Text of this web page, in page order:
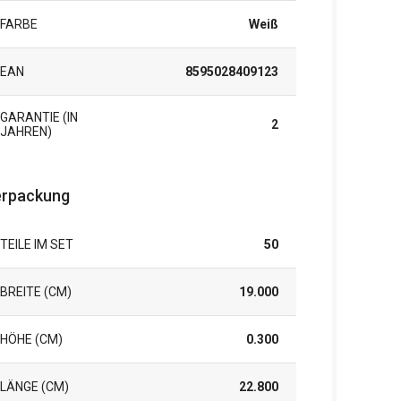
FARBE Weiß
EAN 8595028409123
GARANTIE (IN
JAHREN)
2
TEILE IM SET 50
BREITE (CM) 19.000
HÖHE (CM) 0.300
LÄNGE (CM) 22.800